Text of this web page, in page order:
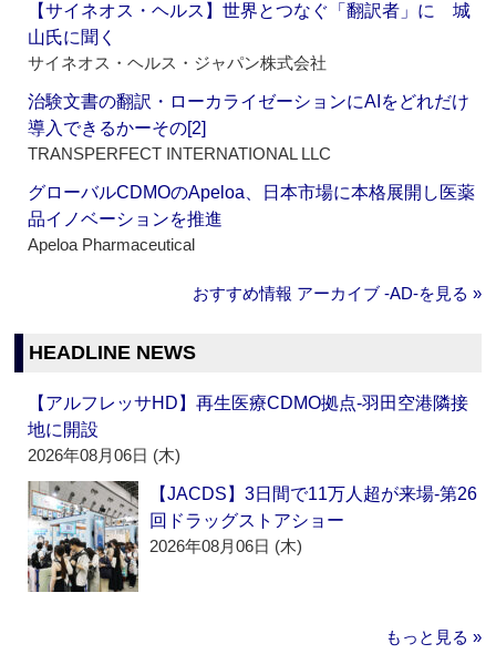
【サイネオス・ヘルス】世界とつなぐ「翻訳者」に 城
山氏に聞く
サイネオス・ヘルス・ジャパン株式会社
治験文書の翻訳・ローカライゼーションにAIをどれだけ
導入できるかーその[2]
TRANSPERFECT INTERNATIONAL LLC
グローバルCDMOのApeloa、日本市場に本格展開し医薬
品イノベーションを推進
Apeloa Pharmaceutical
おすすめ情報 アーカイブ ‐AD‐を見る »
HEADLINE NEWS
【アルフレッサHD】再生医療CDMO拠点‐羽田空港隣接
地に開設
2026年08月06日 (木)
【JACDS】3日間で11万人超が来場‐第26
回ドラッグストアショー
2026年08月06日 (木)
もっと見る »